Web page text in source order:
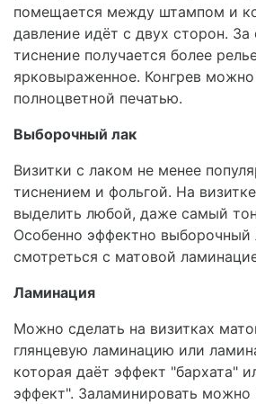
помещается между штампом и
давление идёт с двух сторон. За
тиснение получается более
ярковыраженное. Конгрев
полноцветной печатью.
Выборочный лак
Визитки с лаком не менее
тиснением и фольгой. На
выделить любой, даже самый
Особенно эффектно выборочный
смотреться с матовой
Ламинация
Можно сделать на визитках
глянцевую ламинацию или
которая даёт эффект "бархата"
эффект". Заламинировать можно